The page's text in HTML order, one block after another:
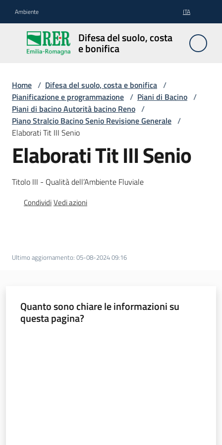
Ambiente ITA
Difesa del suolo, costa
e bonifica
Difesa
del
suolo,
bonifica
Pianificazione
programmazione
Home / Difesa del suolo, costa e bonifica /
Pianificazione e programmazione / Piani di Bacino /
Piani di bacino Autorità bacino Reno /
Piano Stralcio Bacino Senio Revisione Generale /
Elaborati Tit III Senio
Elaborati Tit III Senio
Titolo III - Qualità dell’Ambiente Fluviale
CondividiVedi azioni
Ultimo aggiornamento: 05-08-2024 09:16
Quanto sono chiare le informazioni su
questa pagina?